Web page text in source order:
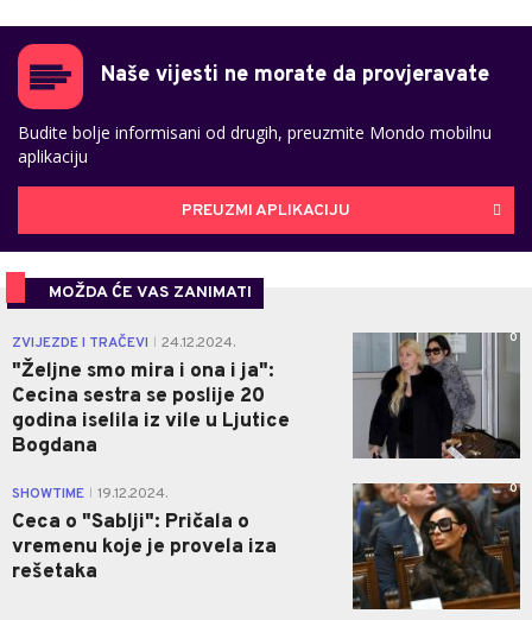
Naše vijesti ne morate da provjeravate
Budite bolje informisani od drugih, preuzmite Mondo mobilnu
aplikaciju
PREUZMI APLIKACIJU
MOŽDA ĆE VAS ZANIMATI
ZVIJEZDE I TRAČEVI 24.12.2024.
"Željne smo mira i ona i ja":
Cecina sestra se poslije 20
godina iselila iz vile u Ljutice
Bogdana
0
SHOWTIME 19.12.2024.
Ceca o "Sablji": Pričala o
vremenu koje je provela iza
rešetaka
0